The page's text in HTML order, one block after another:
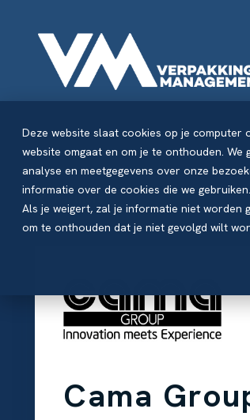
Deze website slaat cookies op je computer
website omgaat en om je te onthouden.
analyse en meetgegevens over onze
informatie over de cookies die we gebruiken.
Als je weigert, zal je informatie niet worden
om te onthouden dat je niet gevolgd wilt
Partners
Cama